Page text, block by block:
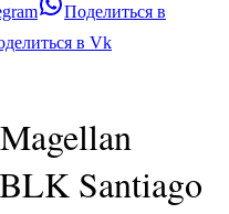
Поделиться в
в Vk
Santiago